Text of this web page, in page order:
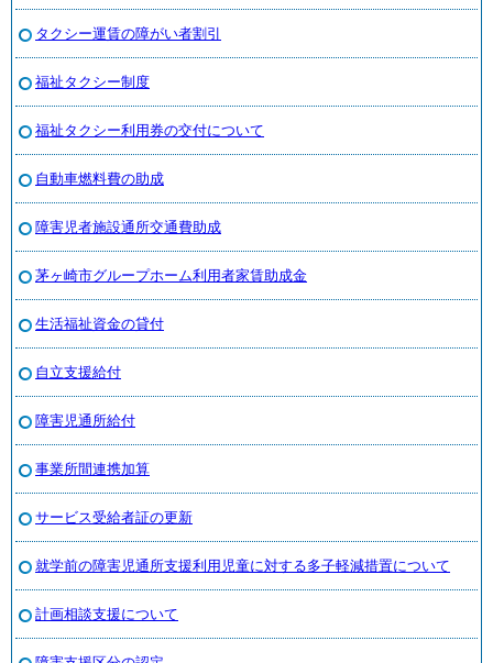
タクシー運賃の障がい者割引
福祉タクシー制度
福祉タクシー利用券の交付について
自動車燃料費の助成
障害児者施設通所交通費助成
茅ヶ崎市グループホーム利用者家賃助成金
生活福祉資金の貸付
自立支援給付
障害児通所給付
事業所間連携加算
サービス受給者証の更新
就学前の障害児通所支援利用児童に対する多子軽減措置について
計画相談支援について